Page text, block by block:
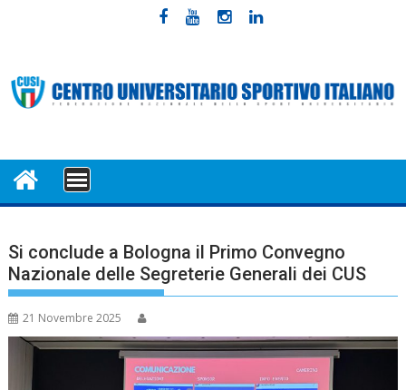
MENU
Si conclude a Bologna il Primo Convegno
Nazionale delle Segreterie Generali dei CUS
21 Novembre 2025